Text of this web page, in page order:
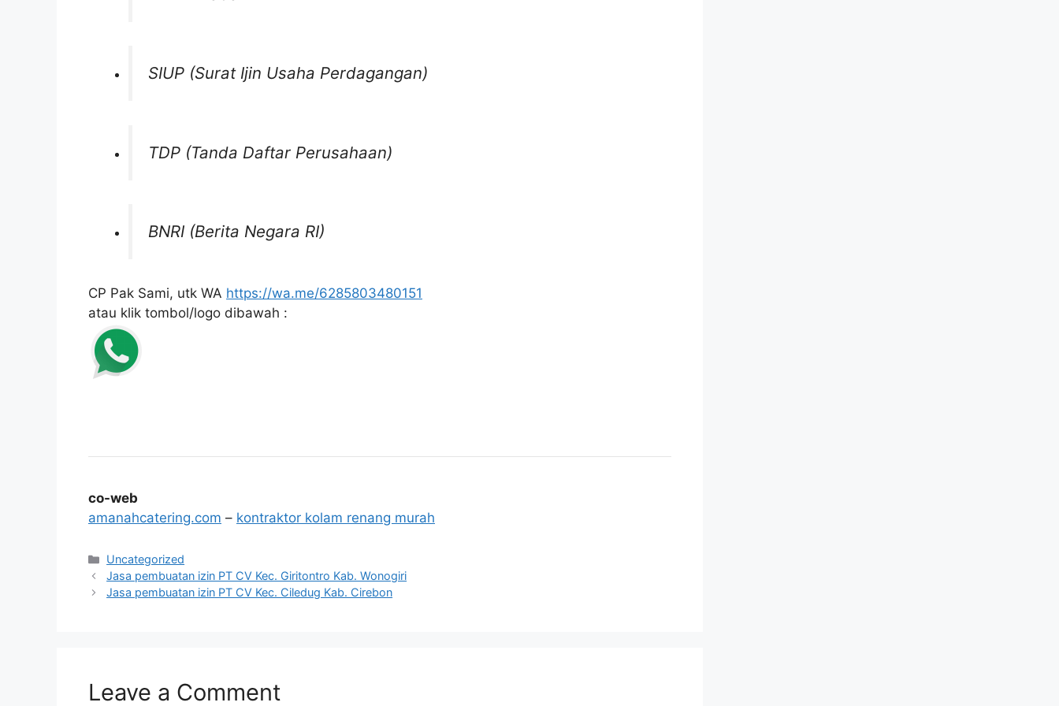
SIUP (Surat Ijin Usaha Perdagangan)
TDP (Tanda Daftar Perusahaan)
BNRI (Berita Negara RI)
CP Pak Sami, utk WA https://wa.me/6285803480151
atau klik tombol/logo dibawah :
co-web
amanahcatering.com – kontraktor kolam renang murah
Categories
Uncategorized
Jasa pembuatan izin PT CV Kec. Giritontro Kab. Wonogiri
Jasa pembuatan izin PT CV Kec. Ciledug Kab. Cirebon
Leave a Comment